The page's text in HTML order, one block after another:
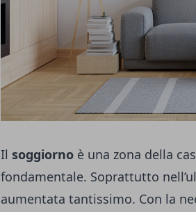
Il soggiorno è una zona della
fondamentale. Soprattutto
aumentata tantissimo. Con la